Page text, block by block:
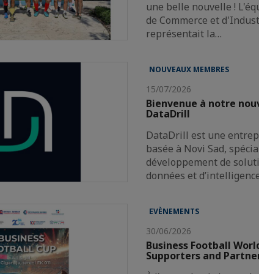
une belle nouvelle !
de Commerce et
représentait la…
NOUVEAUX MEMBRES
15/07/2026
Bienvenue à notre
DataDrill
DataDrill est une
basée à Novi Sad,
développement de
données et
EVÈNEMENTS
30/06/2026
Business Football
Supporters and